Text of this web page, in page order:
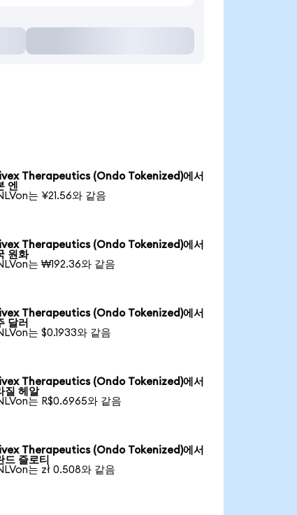
Therapeutics (Ondo Tokenized)에서
엔
는 ¥21.56와 같음
Therapeutics (Ondo Tokenized)에서
원화
는 ₩192.36와 같음
Therapeutics (Ondo Tokenized)에서
달러
는 $0.1933와 같음
Therapeutics (Ondo Tokenized)에서
질 헤알
는 R$0.6965와 같음
Therapeutics (Ondo Tokenized)에서
드 즐로티
는 zł 0.508와 같음